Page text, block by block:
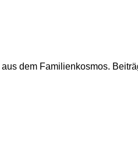
dem Familienkosmos.